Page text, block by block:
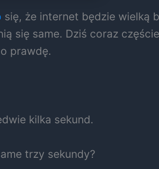
się, że internet będzie wielką
się same. Dziś coraz
prawdę.
kilka sekund.
trzy sekundy?